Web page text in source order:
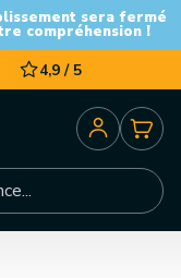
sera fermé
compréhension !
4,9 / 5